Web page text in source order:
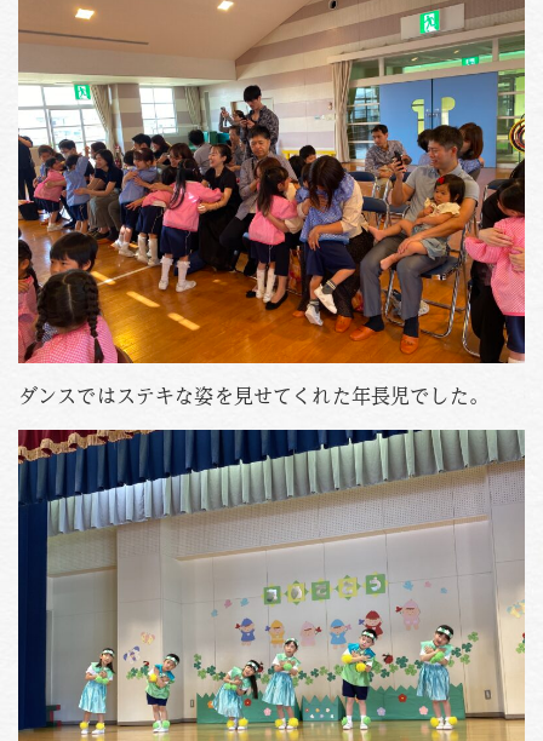
ダンスではステキな姿を見せてくれた年長児でした。